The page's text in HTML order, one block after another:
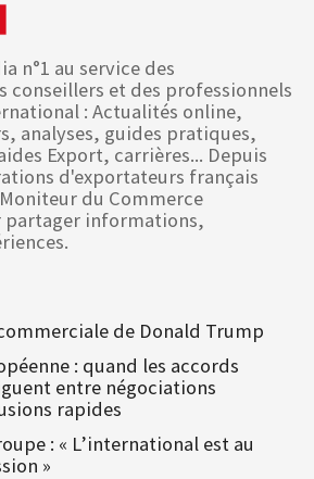
n°1 au service des
conseillers et des professionnels
: Actualités online,
analyses, guides pratiques,
Export, carrières... Depuis
d'exportateurs français
du Commerce
informations,
de Donald Trump
: quand les accords
entre négociations
rapides
: « L’international est au
»